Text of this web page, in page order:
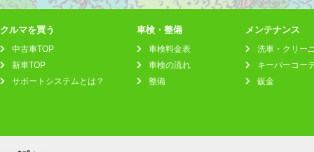
クルマを買う
中古車TOP
新車TOP
サポートシステムとは？
車検・整備
車検料金表
車検の流れ
整備
メンテナンス
洗車・クリー
キーパーコー
鈑金